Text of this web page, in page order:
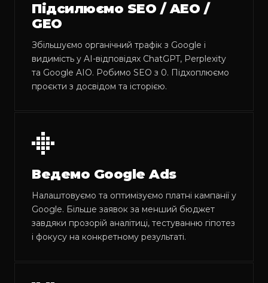
Підсилюємо SEO / AEO /
GEO
Збільшуємо органічний трафік з Google і
видимість у AI-відповідях ChatGPT, Perplexity
та Google AIO. Робимо SEO з 0. Підхоплюємо
проєкти з досвідом та історією.
Ведемо Google Ads
Налаштовуємо та оптимізуємо платні кампанії у
Google. Більше заявок за менший бюджет
завдяки прозорій аналітиці, тестуванню гіпотез
і фокусу на конкретному результаті.